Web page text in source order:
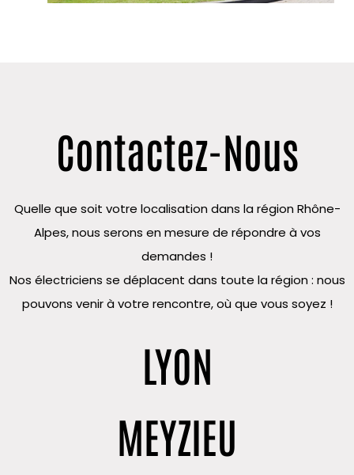
Contactez-Nous
Quelle que soit votre localisation dans la région Rhône-
Alpes, nous serons en mesure de répondre à vos
demandes !
Nos électriciens se déplacent dans toute la région : nous
pouvons venir à votre rencontre, où que vous soyez !
LYON
MEYZIEU